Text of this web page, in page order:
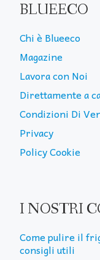
BLUEECO
Chi è Blueeco
Magazine
Lavora con Noi
Direttamente a
Condizioni Di
Privacy
Policy Cookie
I NOSTRI
Come pulire il
consigli utili